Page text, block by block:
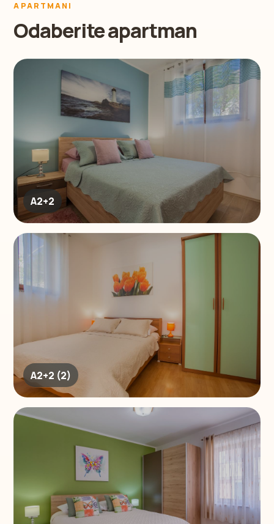
APARTMANI
Odaberite apartman
A2+2
A2+2 (2)